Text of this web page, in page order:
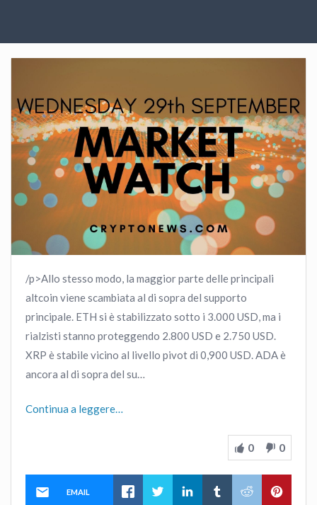
/p>Allo stesso modo, la maggior parte delle principali
altcoin viene scambiata al di sopra del supporto
principale. ETH si è stabilizzato sotto i 3.000 USD, ma i
rialzisti stanno proteggendo 2.800 USD e 2.750 USD.
XRP è stabile vicino al livello pivot di 0,900 USD. ADA è
ancora al di sopra del su…
Continua a leggere…
0 0
EMAIL